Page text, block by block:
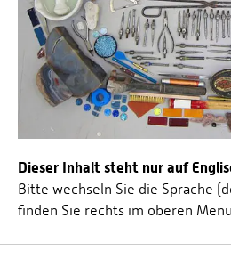
Dieser Inhalt steht nur auf
Bitte wechseln Sie die Sprache
finden Sie rechts im oberen